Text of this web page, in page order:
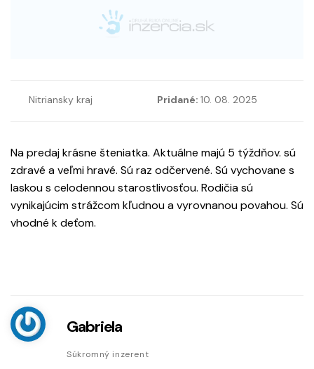
Nitriansky kraj Pridané: 10. 08. 2025
Na predaj krásne šteniatka. Aktuálne majú 5 týždňov. sú
zdravé a veľmi hravé. Sú raz odčervené. Sú vychovane s
laskou s celodennou starostlivosťou. Rodičia sú
vynikajúcim strážcom kľudnou a vyrovnanou povahou. Sú
vhodné k deťom.
Gabriela
Súkromný inzerent